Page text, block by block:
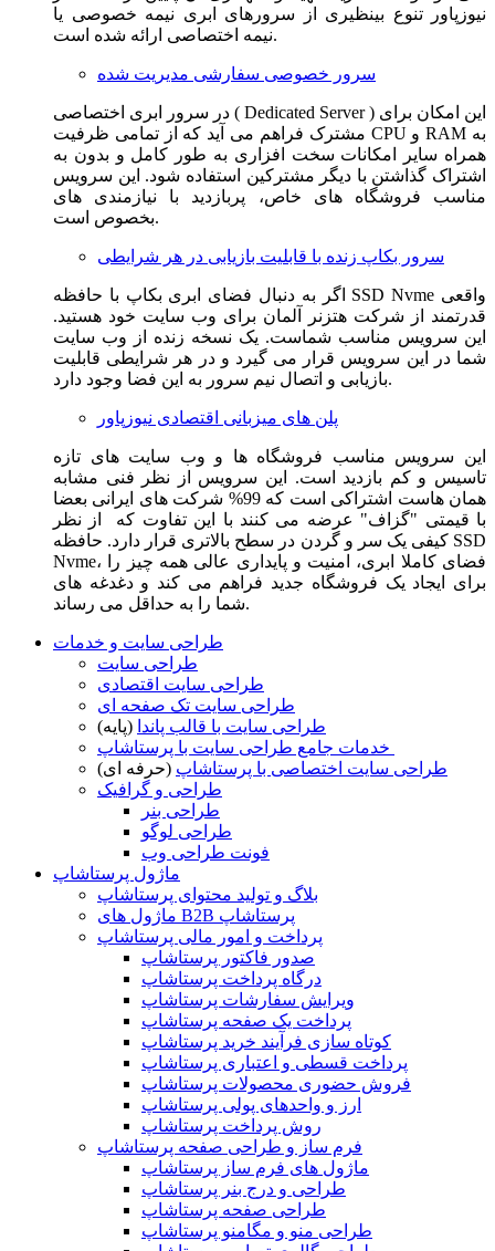
نیوزپاور تنوع بینظیری از سرورهای ابری نیمه خصوصی یا
نیمه اختصاصی ارائه شده است.
سرور خصوصی سفارشی مدیریت شده
در سرور ابری اختصاصی ( Dedicated Server ) این امکان برای
مشترک فراهم می آید که از تمامی ظرفیت CPU و RAM به
همراه سایر امکانات سخت افزاری به طور کامل و بدون به
اشتراک گذاشتن با دیگر مشترکین استفاده شود. این سرویس
مناسب فروشگاه های خاص، پربازدید با نیازمندی های
بخصوص است.
سرور بکاپ زنده با قابلیت بازیابی در هر شرایطی
اگر به دنبال فضای ابری بکاپ با حافظه SSD Nvme واقعی
قدرتمند از شرکت هتزنر آلمان برای وب سایت خود هستید.
این سرویس مناسب شماست. یک نسخه زنده از وب سایت
شما در این سرویس قرار می گیرد و در هر شرایطی قابلیت
بازیابی و اتصال نیم سرور به این فضا وجود دارد.
پلن های میزبانی اقتصادی نیوزپاور
این سرویس مناسب فروشگاه ها و وب سایت های تازه
تاسیس و کم بازدید است. این سرویس از نظر فنی مشابه
همان هاست اشتراکی است که 99% شرکت های ایرانی بعضا
با قیمتی "گزاف" عرضه می کنند با این تفاوت که از نظر
کیفی یک سر و گردن در سطح بالاتری قرار دارد. حافظه SSD
Nvme، فضای کاملا ابری، امنیت و پایداری عالی همه چیز را
برای ایجاد یک فروشگاه جدید فراهم می کند و دغدغه های
شما را به حداقل می رساند.
طراحی سایت و خدمات
طراحی سایت
طراحی سایت اقتصادی
طراحی سایت تک صفحه ای
طراحی سایت با قالب پاندا (پایه)
طراحی سایت اختصاصی با پرستاشاپ (حرفه ای)
طراحی و گرافیک
طراحی بنر
طراحی لوگو
فونت طراحی وب
ماژول پرستاشاپ
بلاگ و تولید محتوای پرستاشاپ
ماژول های B2B پرستاشاپ
پرداخت و امور مالی پرستاشاپ
صدور فاکتور پرستاشاپ
درگاه پرداخت پرستاشاپ
ویرایش سفارشات پرستاشاپ
پرداخت یک صفحه پرستاشاپ
کوتاه سازی فرآیند خرید پرستاشاپ
پرداخت قسطی و اعتباری پرستاشاپ
فروش حضوری محصولات پرستاشاپ
ارز و واحدهای پولی پرستاشاپ
روش پرداخت پرستاشاپ
فرم ساز و طراحی صفحه پرستاشاپ
ماژول های فرم ساز پرستاشاپ
طراحی و درج بنر پرستاشاپ
طراحی صفحه پرستاشاپ
طراحی منو و مگامنو پرستاشاپ